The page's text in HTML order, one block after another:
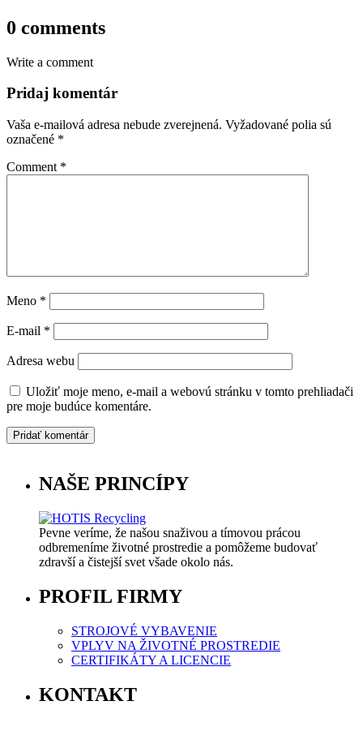
0 comments
Write a comment
Pridaj komentár
Vaša e-mailová adresa nebude zverejnená. Vyžadované polia sú
označené *
Comment *
Meno *
E-mail *
Adresa webu
Uložiť moje meno, e-mail a webovú stránku v tomto prehliadači
pre moje budúce komentáre.
NAŠE PRINCÍPY
Pevne veríme, že našou snaživou a tímovou prácou
odbremeníme životné prostredie a pomôžeme budovať
zdravší a čistejší svet všade okolo nás.
PROFIL FIRMY
STROJOVÉ VYBAVENIE
VPLYV NA ŽIVOTNÉ PROSTREDIE
CERTIFIKÁTY A LICENCIE
KONTAKT